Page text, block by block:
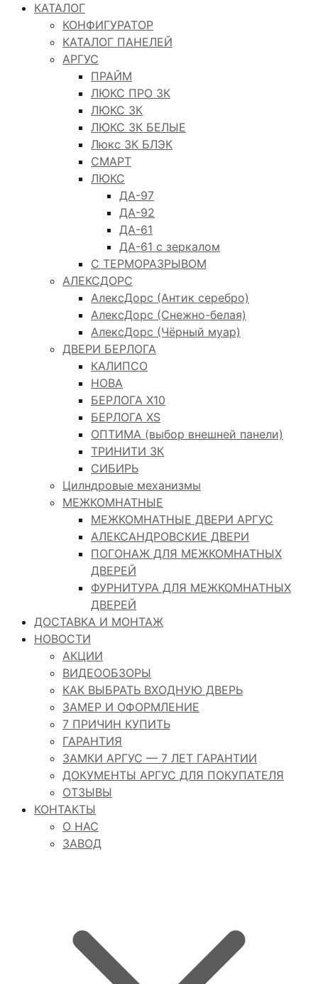
КАТАЛОГ
КОНФИГУРАТОР
КАТАЛОГ ПАНЕЛЕЙ
АРГУС
ПРАЙМ
ЛЮКС ПРО 3К
ЛЮКС 3К
ЛЮКС 3К БЕЛЫЕ
Люкс 3К БЛЭК
СМАРТ
ЛЮКС
ДА-97
ДА-92
ДА-61
ДА-61 с зеркалом
С ТЕРМОРАЗРЫВОМ
АЛЕКСДОРС
АлексДорс (Антик серебро)
АлексДорс (Снежно-белая)
АлексДорс (Чёрный муар)
ДВЕРИ БЕРЛОГА
КАЛИПСО
НОВА
БЕРЛОГА Х10
БЕРЛОГА XS
ОПТИМА (выбор внешней панели)
ТРИНИТИ 3К
СИБИРЬ
Цилндровые механизмы
МЕЖКОМНАТНЫЕ
МЕЖКОМНАТНЫЕ ДВЕРИ АРГУС
АЛЕКСАНДРОВСКИЕ ДВЕРИ
ПОГОНАЖ ДЛЯ МЕЖКОМНАТНЫХ
ДВЕРЕЙ
ФУРНИТУРА ДЛЯ МЕЖКОМНАТНЫХ
ДВЕРЕЙ
ДОСТАВКА И МОНТАЖ
НОВОСТИ
АКЦИИ
ВИДЕООБЗОРЫ
КАК ВЫБРАТЬ ВХОДНУЮ ДВЕРЬ
ЗАМЕР И ОФОРМЛЕНИЕ
7 ПРИЧИН КУПИТЬ
ГАРАНТИЯ
ЗАМКИ АРГУС — 7 ЛЕТ ГАРАНТИИ
ДОКУМЕНТЫ АРГУС ДЛЯ ПОКУПАТЕЛЯ
ОТЗЫВЫ
КОНТАКТЫ
О НАС
ЗАВОД